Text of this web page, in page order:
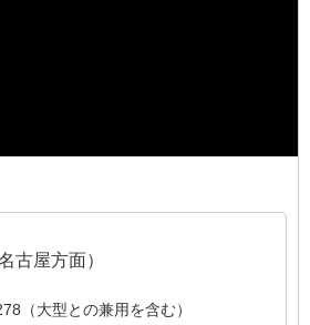
古屋方面）
（大型との兼用を含む）